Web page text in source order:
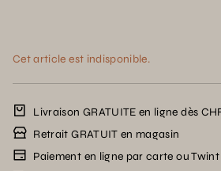
Cet article est indisponible.
Livraison GRATUITE en ligne dès
Retrait GRATUIT en magasin
Paiement en ligne par carte ou Twint